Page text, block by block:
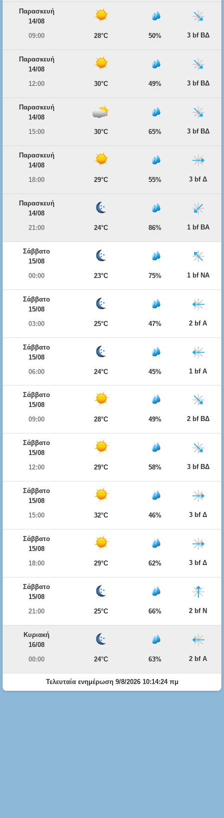
Παρασκευή
14/08
09:00
28°C 50% 3 bf ΒΔ
Παρασκευή
14/08
12:00
30°C 49% 3 bf ΒΔ
Παρασκευή
14/08
15:00
30°C 65% 3 bf ΒΔ
Παρασκευή
14/08
18:00
29°C 55% 3 bf Δ
Παρασκευή
14/08
21:00
24°C 86% 1 bf ΒΑ
Σάββατο
15/08
00:00
23°C 75% 1 bf ΝΑ
Σάββατο
15/08
03:00
25°C 47% 2 bf Α
Σάββατο
15/08
06:00
24°C 45% 1 bf Α
Σάββατο
15/08
09:00
28°C 49% 2 bf ΒΔ
Σάββατο
15/08
12:00
29°C 58% 3 bf ΒΔ
Σάββατο
15/08
15:00
32°C 46% 3 bf Δ
Σάββατο
15/08
18:00
29°C 62% 3 bf Δ
Σάββατο
15/08
21:00
25°C 66% 2 bf Ν
Κυριακή
16/08
00:00
24°C 63% 2 bf Α
Τελευταία ενημέρωση 9/8/2026 10:14:24 πμ